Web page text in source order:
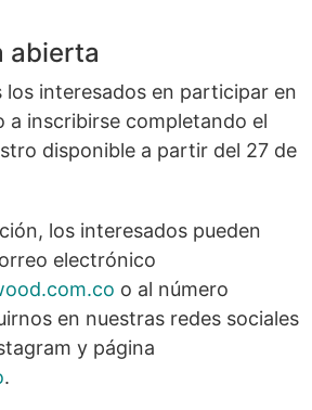
abierta
interesados en participar en
a inscribirse completando el
disponible a partir del 27 de
los interesados pueden
electrónico
o al número
en nuestras redes sociales
y página
.